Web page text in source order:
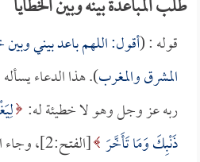
طلب المباعدة بينه وبين الخطايا
قوله : (أقول: اللهم باعد بيني
المشرق والمغرب). هذا الدعاء
ربه عز وجل وهو لا خطيئة له:
ذَنْبِكَ وَمَا تَأَخَّرَ